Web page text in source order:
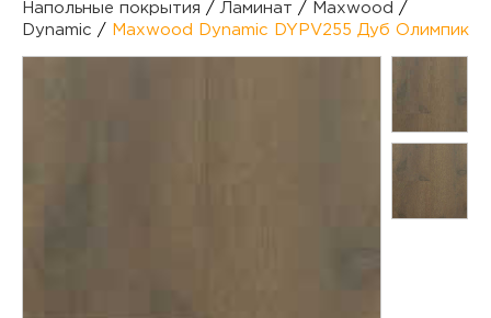
Напольные покрытия / Ламинат / Maxwood
/
Dynamic / Maxwood Dynamic DYPV255 Дуб Олимпик